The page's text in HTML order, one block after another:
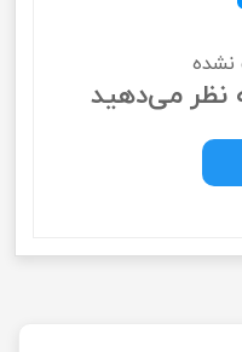
نشده
نظر می‌دهید